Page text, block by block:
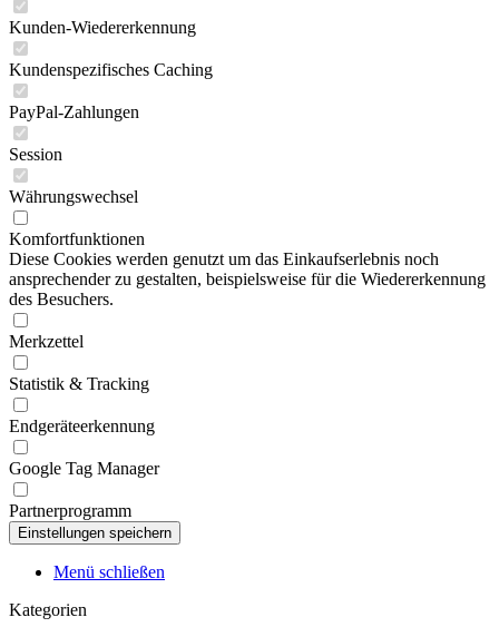
Kunden-Wiedererkennung
Kundenspezifisches Caching
PayPal-Zahlungen
Session
Währungswechsel
Komfortfunktionen
Diese Cookies werden genutzt um das Einkaufserlebnis noch
ansprechender zu gestalten, beispielsweise für die Wiedererkennung
des Besuchers.
Merkzettel
Statistik & Tracking
Endgeräteerkennung
Google Tag Manager
Partnerprogramm
Menü schließen
Kategorien